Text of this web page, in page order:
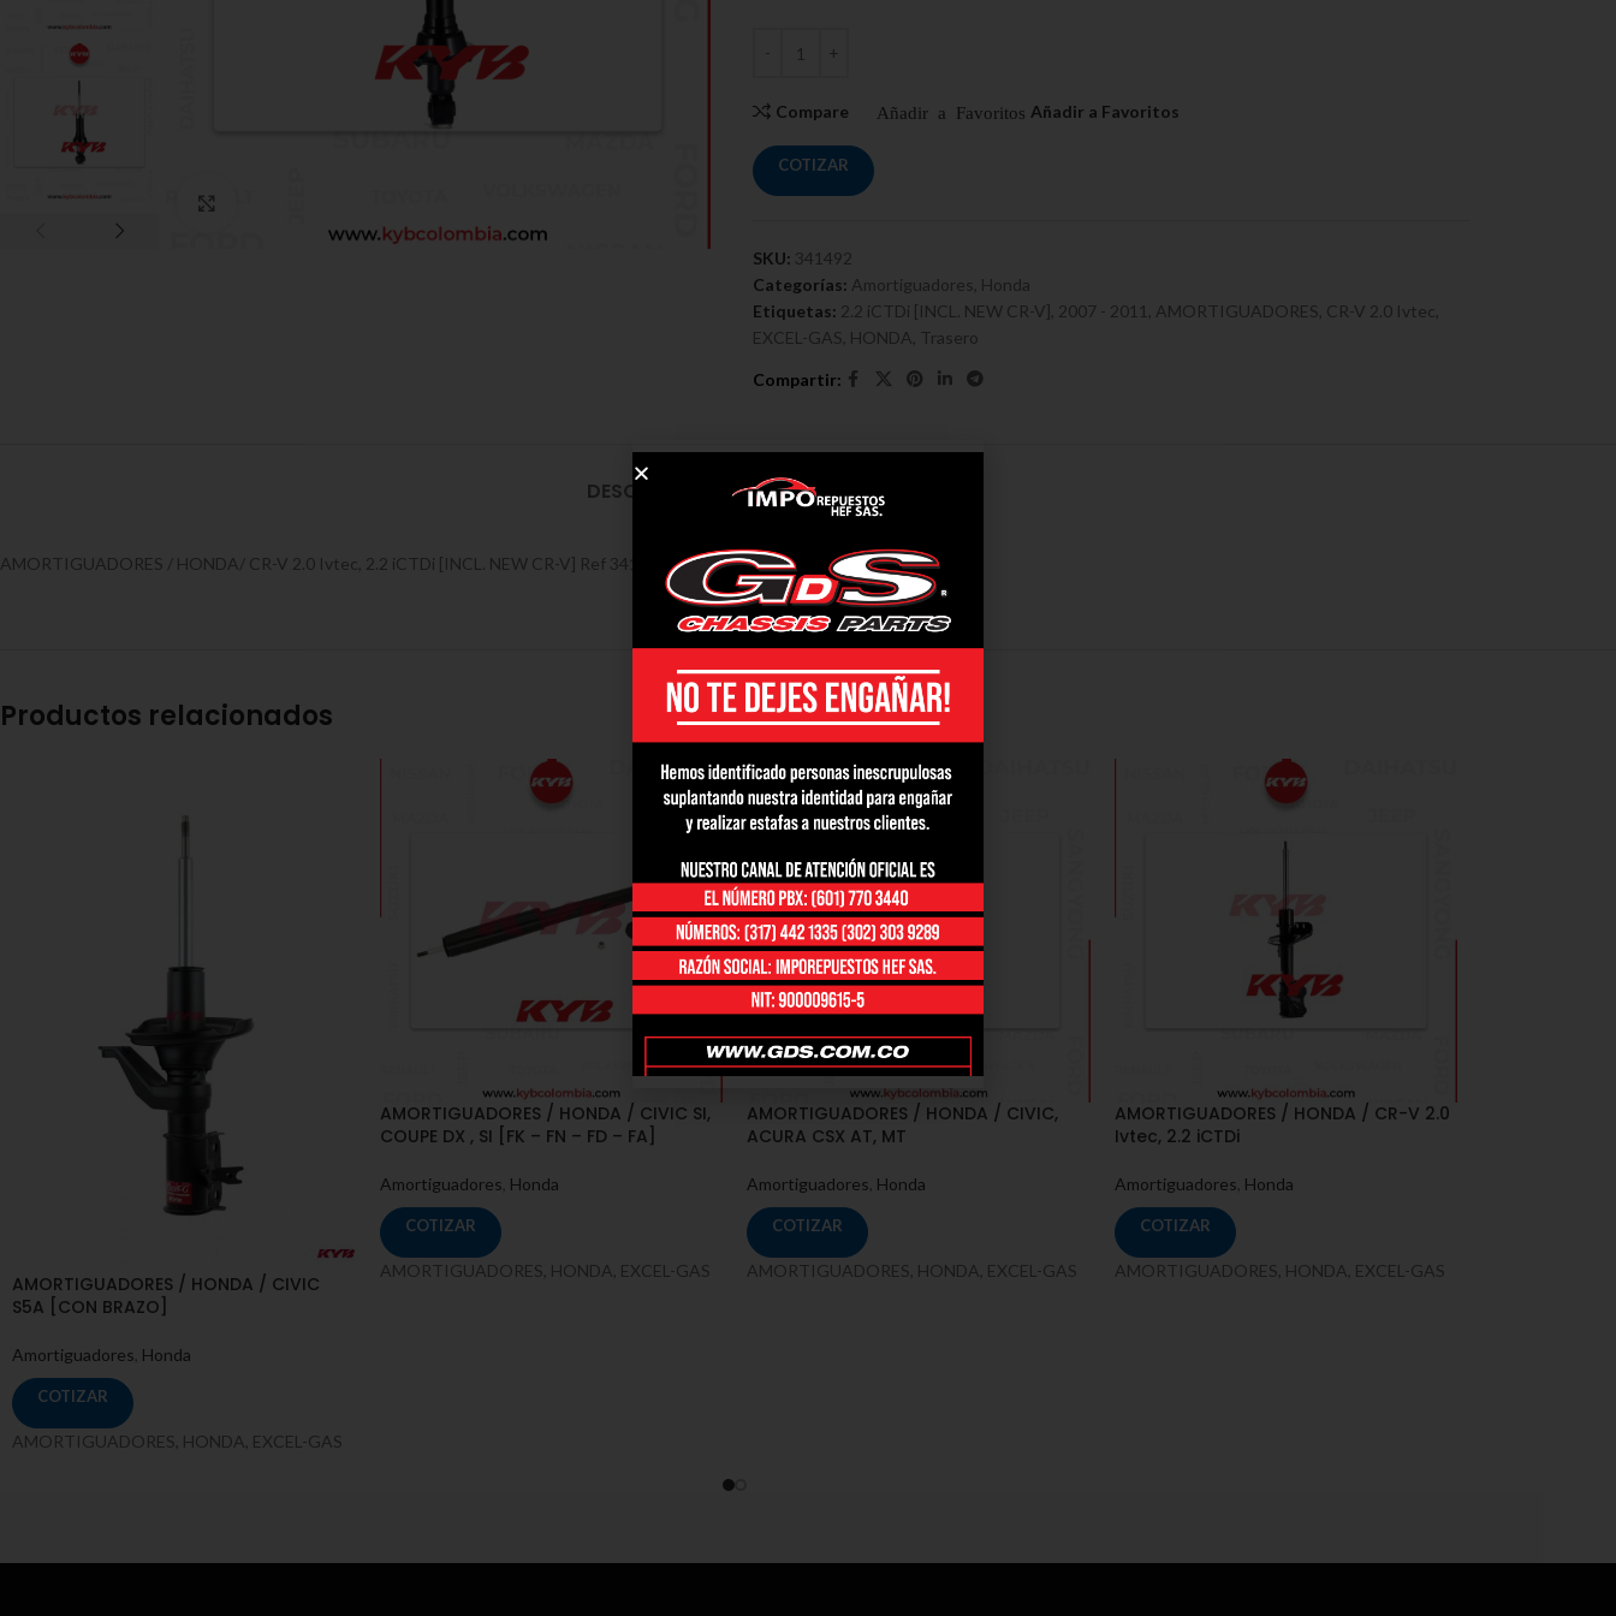
Compare
COTIZAR
SKU: 341492
Categorías: Amortiguadores Honda
Etiquetas: 2.2 iCTDi [INCL. NEW CR-V] 2007 - 2011 AMORTIGUADORES CR-V 2.0 Ivtec
EXCEL-GAS HONDA Trasero
DESCRIPCIÓN ENVÍO Y ENTREGA
AMORTIGUADORES / HONDA/ CR-V 2.0 Ivtec, 2.2 iCTDi [INCL. NEW CR-V] Ref 341492, 2007 – 2011
Productos relacionados
AMORTIGUADORES / HONDA / CIVIC
S5A [CON BRAZO]
Amortiguadores Honda
COTIZAR
AMORTIGUADORES, HONDA, EXCEL-GAS
AMORTIGUADORES / HONDA / CIVIC SI,
COUPE DX , SI [FK – FN – FD – FA]
Amortiguadores Honda
COTIZAR
AMORTIGUADORES, HONDA, EXCEL-GAS
AMORTIGUADORES / HONDA / CIVIC,
ACURA CSX AT, MT
Amortiguadores Honda
COTIZAR
AMORTIGUADORES, HONDA, EXCEL-GAS
AMORTIGUADORES / HONDA / CR-V 2.0
Ivtec, 2.2 iCTDi
Amortiguadores Honda
COTIZAR
AMORTIGUADORES, HONDA, EXCEL-GAS